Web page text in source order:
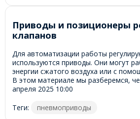
Приводы и позиционеры
клапанов
Для автоматизации работы
используются приводы. Они могут
энергии сжатого воздуха или с
В этом материале мы разберемся,
апреля 2025 10:00
Теги:
пневмоприводы